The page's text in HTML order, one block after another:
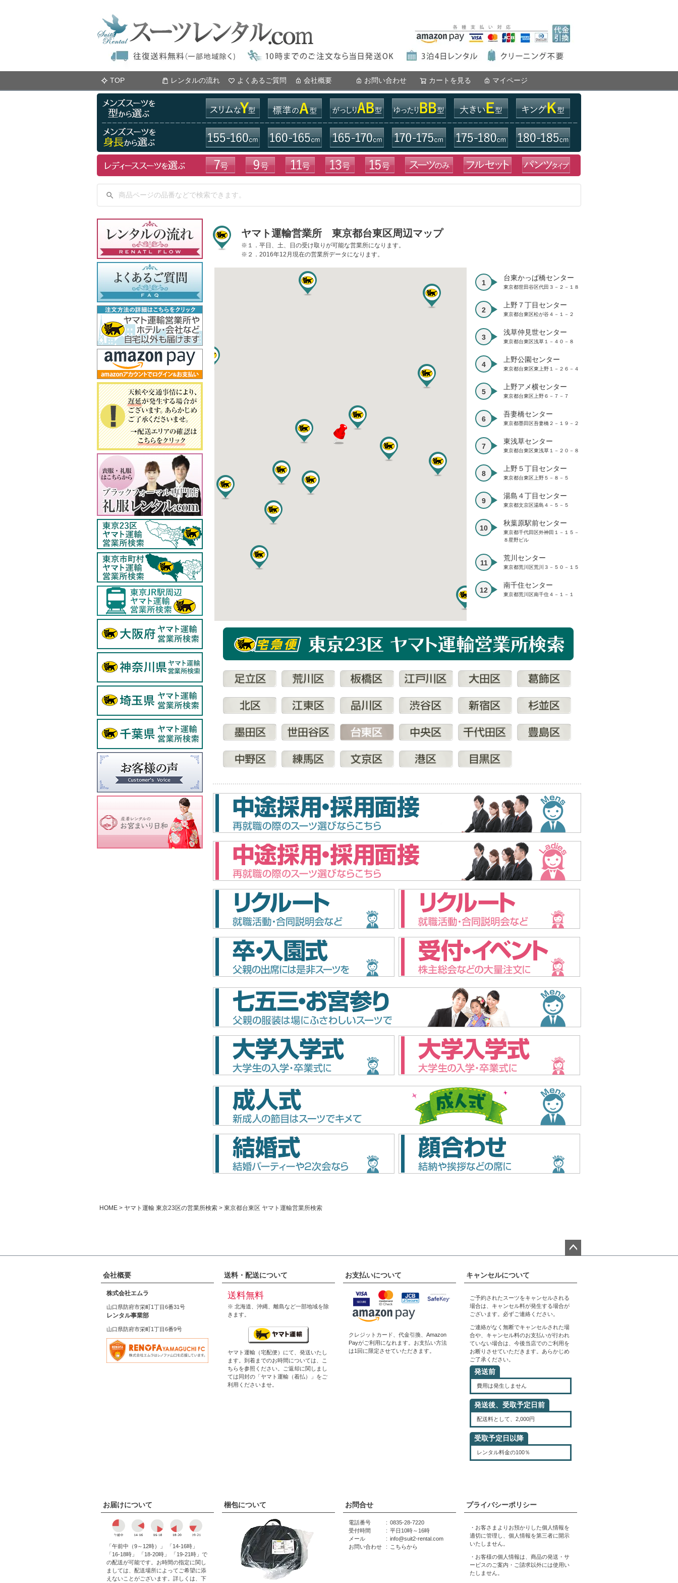
TOP レンタルの流れ よくあるご質問 会社概要 お問い合わせ カートを見る マイページ
ヤマト運輸営業所 東京都台東区周辺マップ
※１．平日、土、日の受け取りが可能な営業所になります。
※２．2016年12月現在の営業所データになります。
台東かっぱ橋センター
東京都世田谷区代田３－２－１８
上野７丁目センター
東京都台東区松が谷４－１－２
浅草仲見世センター
東京都台東区浅草１－４０－８
上野公園センター
東京都台東区東上野１－２６－４
上野アメ横センター
東京都台東区上野６－７－７
吾妻橋センター
東京都墨田区吾妻橋２－１９－２
東浅草センター
東京都台東区東浅草１－２０－８
上野５丁目センター
東京都台東区上野５－８－５
湯島４丁目センター
東京都文京区湯島４－５－５
秋葉原駅前センター
東京都千代田区外神田１－１５－
８星野ビル
荒川センター
東京都荒川区荒川３－５０－１５
南千住センター
東京都荒川区南千住４－１－１
HOME ヤマト運輸 東京23区の営業所検索 東京都台東区 ヤマト運輸営業所検索
ップ
会社概要
株式会社エムラ
山口県防府市栄町1丁目6番31号
レンタル事業部
山口県防府市栄町1丁目6番9号
送料・配送について
送料無料
※ 北海道、沖縄、離島など一部地域を除
きます。
ヤマト運輸（宅配便）にて、発送いたし
ます。到着までのお時間については、
こ
ちらを参照ください。ご返却に関しまし
ては同封の「ヤマト運輸（着払）」をご
利用くださいませ。
お支払いについて
クレジットカード、代金引換、Amazon
Payがご利用になれます。お支払い方法
は1回に限定させていただきます。
キャンセルについて
ご予約されたスーツをキャンセルされる
場合は、キャンセル料が発生する場合が
ございます。必ずご連絡ください。
ご連絡がなく無断でキャンセルされた場
合や、キャンセル料のお支払いが行われ
ていない場合は、今後当店でのご利用を
お断りさせていただきます。あらかじめ
ご了承ください。
発送前
費用は発生しません
発送後、受取予定日前
配送料として、2,000円
受取予定日以降
レンタル料金の100％
お届けについて
「午前中（9～12時）」 「14-16時」
「16-18時」 「18-20時」 「19-21時」で
の配送が可能です。お時間の指定に関し
ましては、配送場所によってご希望に添
えないことがございます。詳しくは、下
梱包について お問合せ
電話番号
0835-28-7220
受付時間
平日10時～16時
メール
info@suit2-rental.com
お問い合わせ
こちらから
プライバシーポリシー
・お客さまよりお預かりした個人情報を
適切に管理し、個人情報を第三者に開示
いたしません。
・お客様の個人情報は、商品の発送・サ
ービスのご案内・ご請求以外には使用い
たしません。